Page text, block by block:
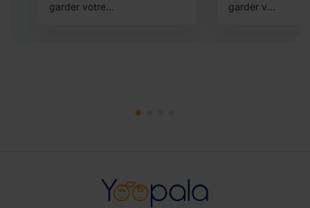
garder votre...
garder v...